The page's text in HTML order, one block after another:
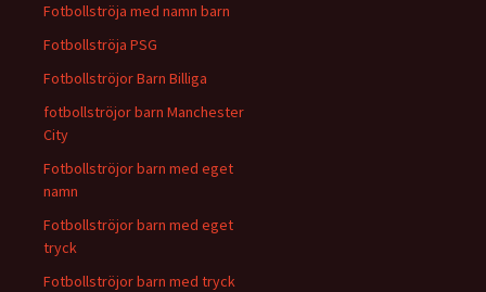
Fotbollströja med namn barn
Fotbollströja PSG
Fotbollströjor Barn Billiga
fotbollströjor barn Manchester
City
Fotbollströjor barn med eget
namn
Fotbollströjor barn med eget
tryck
Fotbollströjor barn med tryck